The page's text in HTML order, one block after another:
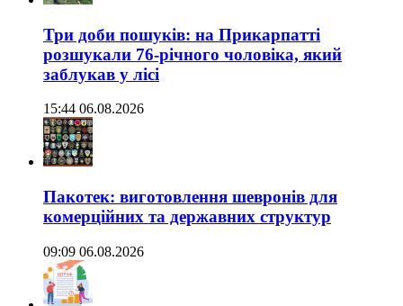
Три доби пошуків: на Прикарпатті
розшукали 76-річного чоловіка, який
заблукав у лісі
15:44 06.08.2026
Пакотек: виготовлення шевронів для
комерційних та державних структур
09:09 06.08.2026